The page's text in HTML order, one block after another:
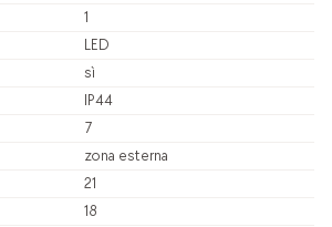
1
LED
sì
IP44
7
zona esterna
21
18